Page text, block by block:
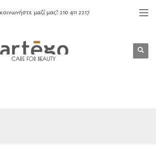
μαζί μας? 210 411 2217